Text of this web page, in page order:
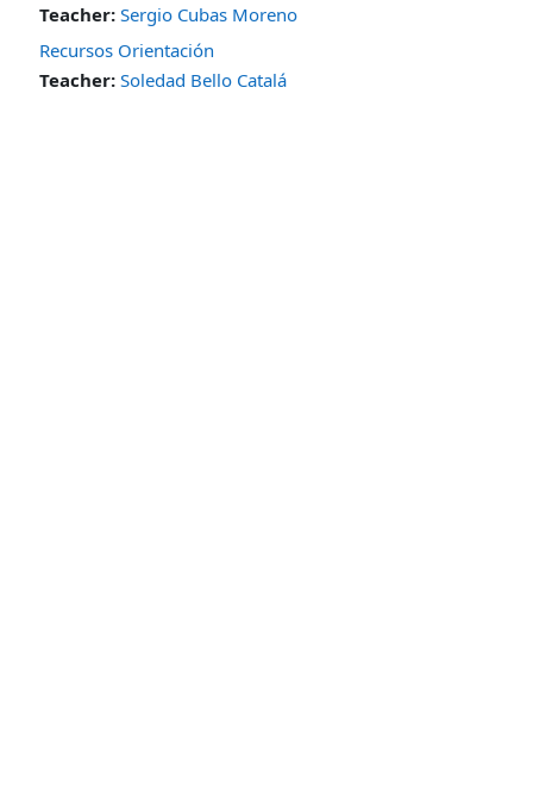
Teacher: Sergio Cubas Moreno
Recursos Orientación
Teacher: Soledad Bello Catalá